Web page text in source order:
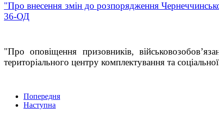
"Про внесення змін до розпорядження
36-ОД
"Про оповіщення призовників,
територіального центру комплектування та
Попередня
Наступна